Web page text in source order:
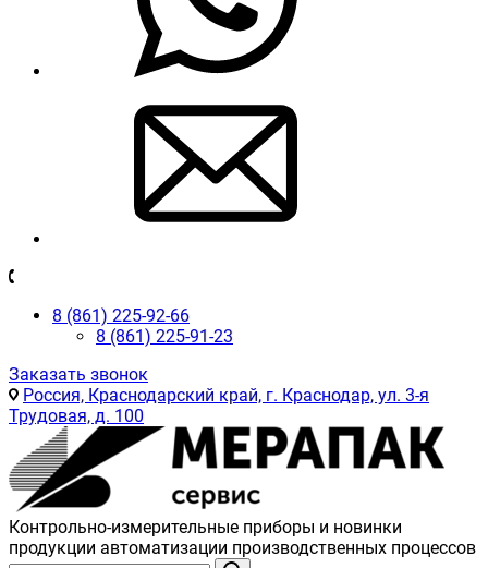
8 (861) 225-92-66
8 (861) 225-91-23
Заказать звонок
Россия, Краснодарский край, г. Краснодар, ул. 3-я
Трудовая, д. 100
Контрольно-измерительные приборы и новинки
продукции автоматизации производственных процессов